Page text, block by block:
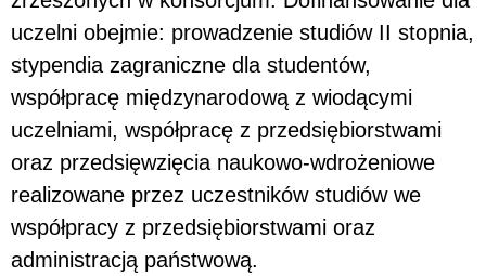
uczelni obejmie: prowadzenie studiów II stopnia,
stypendia zagraniczne dla studentów,
współpracę międzynarodową z wiodącymi
uczelniami, współpracę z przedsiębiorstwami
oraz przedsięwzięcia naukowo-wdrożeniowe
realizowane przez uczestników studiów we
współpracy z przedsiębiorstwami oraz
administracją państwową.